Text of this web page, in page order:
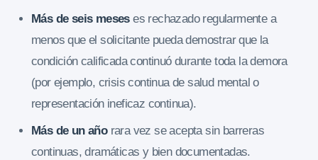
Más de seis meseses rechazado regularmente a
menos que el solicitante pueda demostrar que la
condición calificada continuó durante toda la demora
(por ejemplo, crisis continua de salud mental o
representación ineficaz continua).
Más de un añorara vez se acepta sin barreras
continuas, dramáticas y bien documentadas.